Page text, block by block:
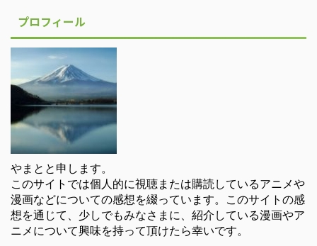
プロフィール
やまとと申します。
このサイトでは個人的に視聴または購読しているアニメや
漫画などについての感想を綴っています。このサイトの感
想を通じて、少しでもみなさまに、紹介している漫画やア
ニメについて興味を持って頂けたら幸いです。